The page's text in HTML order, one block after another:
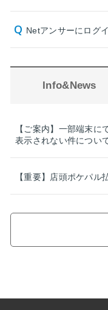
Netアンサーにログ
Info&News
【ご案内】一部端末
表示されない件につい
【重要】店頭ポケパル